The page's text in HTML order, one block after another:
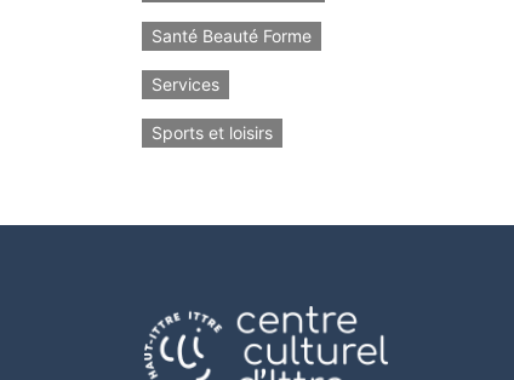
Santé Beauté Forme
Services
Sports et loisirs